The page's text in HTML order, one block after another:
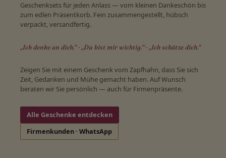
Geschenksets für jeden Anlass — vom kleinen Dankeschön bis
zum edlen Präsentkorb. Fein zusammengestellt, hübsch
verpackt, versandfertig.
„Ich denke an dich.“ · „Du bist mir wichtig.“ · „Ich schätze dich.“
Zeigen Sie mit einem Geschenk vom Zapfhahn, dass Sie sich
Zeit, Gedanken und Mühe gemacht haben. Auf Wunsch
beraten wir Sie persönlich — auch für Firmenpräsente.
Alle Geschenke entdecken
Firmenkunden · WhatsApp